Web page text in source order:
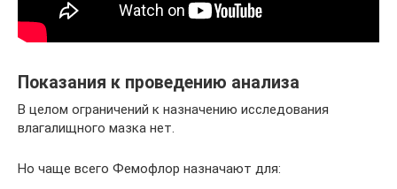
Показания к проведению анализа
В целом ограничений к назначению исследования
влагалищного мазка нет.
Но чаще всего Фемофлор назначают для: